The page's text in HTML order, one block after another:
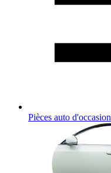
Pièces auto d'occasion